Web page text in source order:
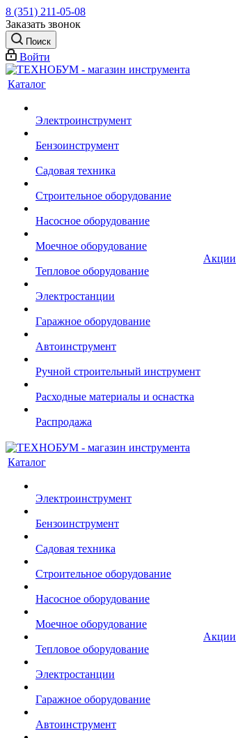
8 (351) 211-05-08
Заказать звонок
Поиск
Войти
Каталог
Электроинструмент
Бензоинструмент
Садовая техника
Строительное оборудование
Насосное оборудование
Моечное оборудование
Тепловое оборудование
Электростанции
Гаражное оборудование
Автоинструмент
Ручной строительный инструмент
Расходные материалы и оснастка
Распродажа
Акции
Каталог
Электроинструмент
Бензоинструмент
Садовая техника
Строительное оборудование
Насосное оборудование
Моечное оборудование
Тепловое оборудование
Электростанции
Гаражное оборудование
Автоинструмент
Акции